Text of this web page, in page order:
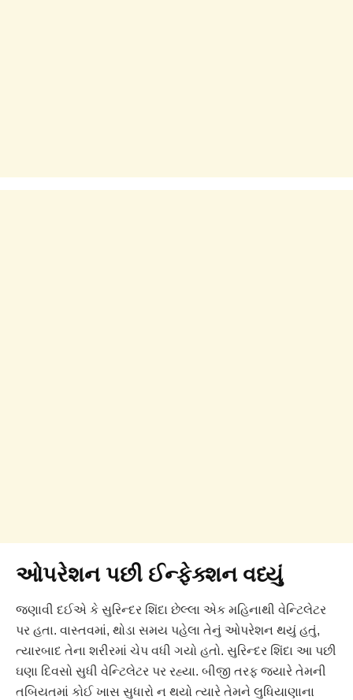
ઓપરેશન પછી ઈન્ફેક્શન વધ્યું
જણાવી દઈએ કે સુરિન્દર શિંદા છેલ્લા એક મહિનાથી વેન્ટિલેટર
પર હતા. વાસ્તવમાં, થોડા સમય પહેલા તેનું ઓપરેશન થયું હતું,
ત્યારબાદ તેના શરીરમાં ચેપ વધી ગયો હતો. સુરિન્દર શિંદા આ પછી
ઘણા દિવસો સુધી વેન્ટિલેટર પર રહ્યા. બીજી તરફ જ્યારે તેમની
તબિયતમાં કોઈ ખાસ સુધારો ન થયો ત્યારે તેમને લુધિયાણાના